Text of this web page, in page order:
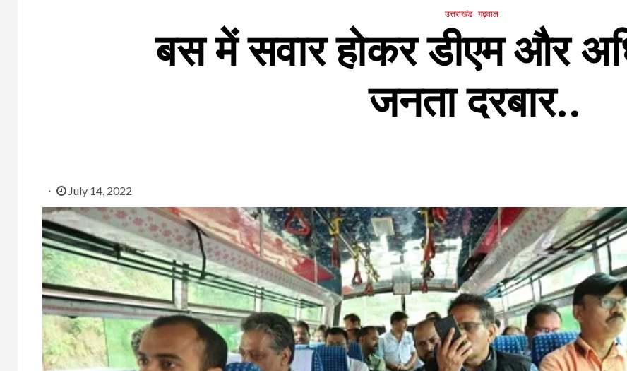
उत्तराखंड गढ़वाल
बस में सवार होकर डीएम और
जनता दरबार..
July 14, 2022